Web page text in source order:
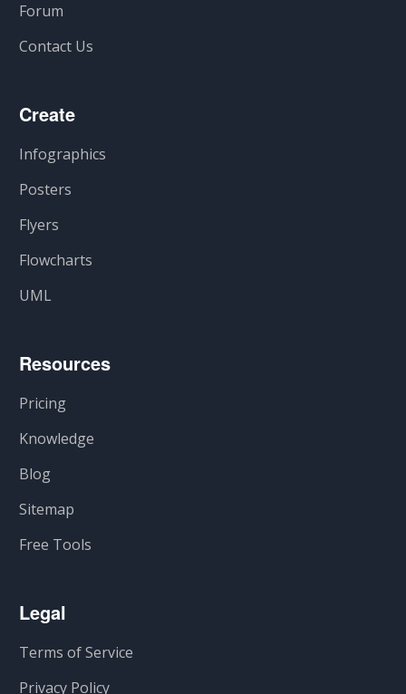
Forum
Contact Us
Create
Infographics
Posters
Flyers
Flowcharts
UML
Resources
Pricing
Knowledge
Blog
Sitemap
Free Tools
Legal
Terms of Service
Privacy Policy